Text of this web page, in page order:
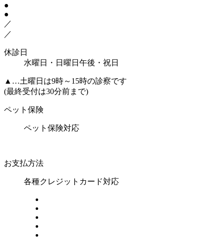
●
●
／
／
休診日
水曜日・日曜日午後・祝日
▲ …土曜日は9時～15時の診察です
(最終受付は30分前まで)
ペット保険
ペット保険対応
お支払方法
各種クレジットカード対応